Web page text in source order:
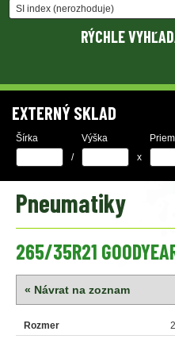
RÝCHLE
EXTERNÝ SKLAD
Šírka Výška
/
x
Pneumatiky
265/35R21
« Návrat na zoznam
Rozmer